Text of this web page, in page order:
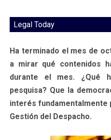
Legal Today
Ha terminado el mes de
a mirar qué contenidos
durante el mes. ¿Qué
pesquisa? Que la
interés fundamentalmente
Gestión del Despacho.